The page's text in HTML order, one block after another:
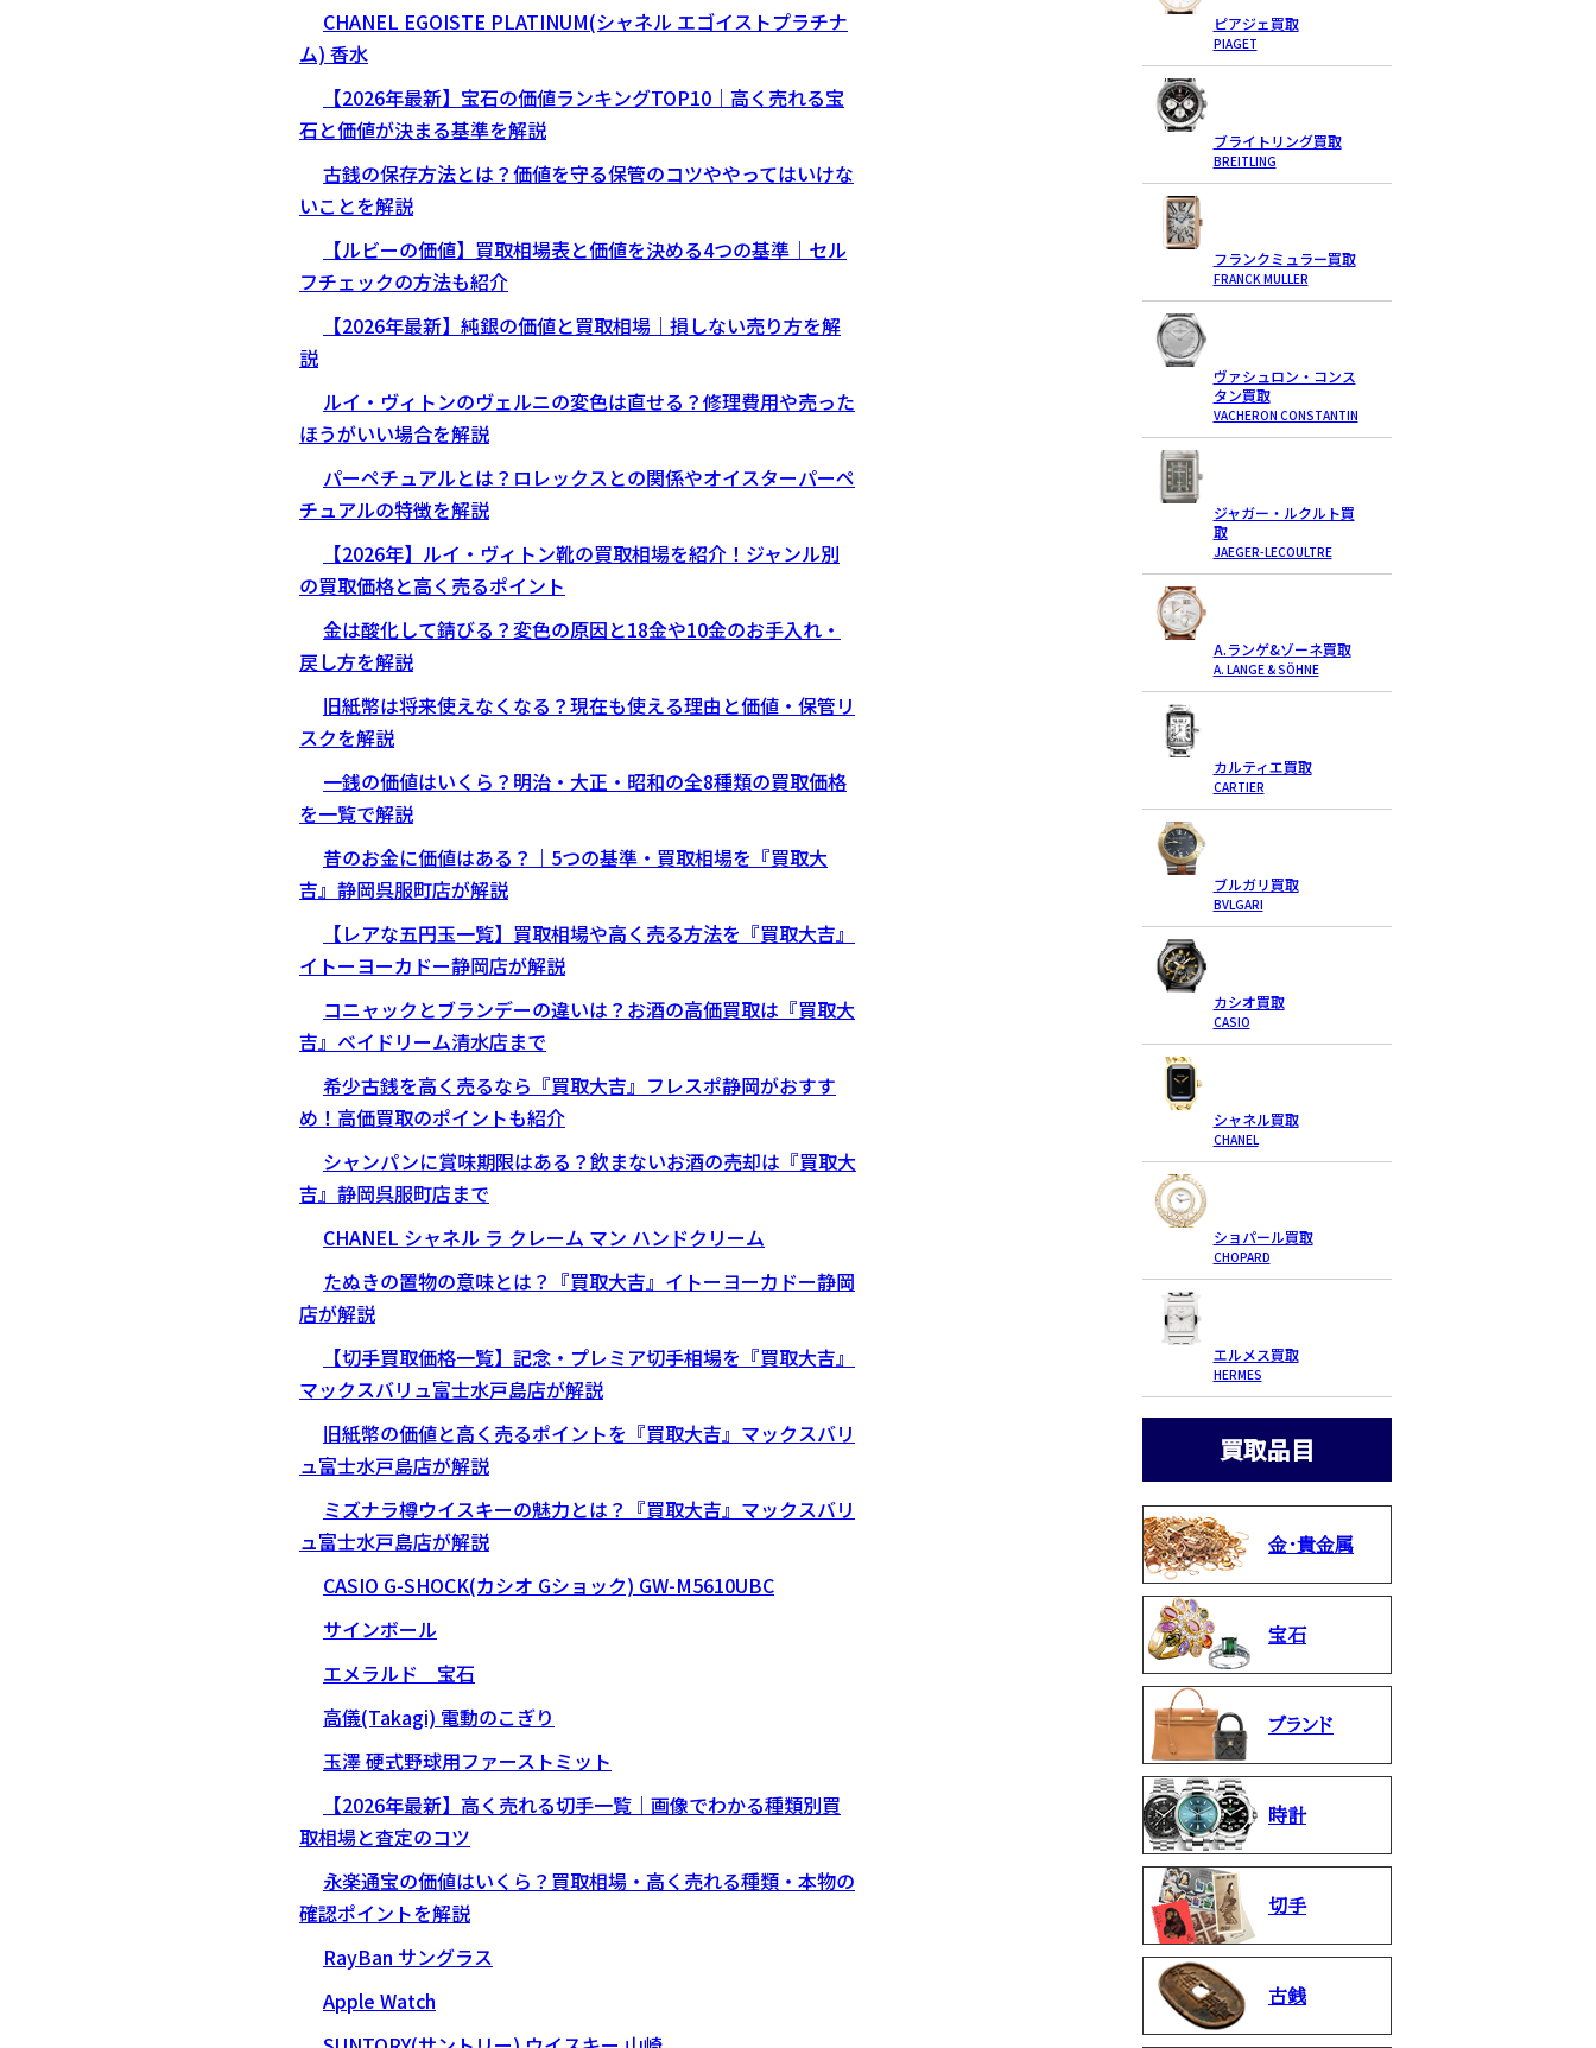
CHANEL EGOISTE PLATINUM(シャネル エゴイストプラチナ
ム) 香水
【2026年最新】宝石の価値ランキングTOP10｜高く売れる宝
石と価値が決まる基準を解説
古銭の保存方法とは？価値を守る保管のコツややってはいけな
いことを解説
【ルビーの価値】買取相場表と価値を決める4つの基準｜セル
フチェックの方法も紹介
【2026年最新】純銀の価値と買取相場｜損しない売り方を解
説
ルイ・ヴィトンのヴェルニの変色は直せる？修理費用や売った
ほうがいい場合を解説
パーペチュアルとは？ロレックスとの関係やオイスターパーペ
チュアルの特徴を解説
【2026年】ルイ・ヴィトン靴の買取相場を紹介！ジャンル別
の買取価格と高く売るポイント
金は酸化して錆びる？変色の原因と18金や10金のお手入れ・
戻し方を解説
旧紙幣は将来使えなくなる？現在も使える理由と価値・保管リ
スクを解説
一銭の価値はいくら？明治・大正・昭和の全8種類の買取価格
を一覧で解説
昔のお金に価値はある？｜5つの基準・買取相場を『買取大
吉』静岡呉服町店が解説
【レアな五円玉一覧】買取相場や高く売る方法を『買取大吉』
イトーヨーカドー静岡店が解説
コニャックとブランデーの違いは？お酒の高価買取は『買取大
吉』ベイドリーム清水店まで
希少古銭を高く売るなら『買取大吉』フレスポ静岡がおすす
め！高価買取のポイントも紹介
シャンパンに賞味期限はある？飲まないお酒の売却は『買取大
吉』静岡呉服町店まで
CHANEL シャネル ラ クレーム マン ハンドクリーム
たぬきの置物の意味とは？『買取大吉』イトーヨーカドー静岡
店が解説
【切手買取価格一覧】記念・プレミア切手相場を『買取大吉』
マックスバリュ富士水戸島店が解説
旧紙幣の価値と高く売るポイントを『買取大吉』マックスバリ
ュ富士水戸島店が解説
ミズナラ樽ウイスキーの魅力とは？『買取大吉』マックスバリ
ュ富士水戸島店が解説
CASIO G-SHOCK(カシオ Gショック) GW-M5610UBC
サインボール
エメラルド 宝石
高儀(Takagi) 電動のこぎり
玉澤 硬式野球用ファーストミット
【2026年最新】高く売れる切手一覧｜画像でわかる種類別買
取相場と査定のコツ
永楽通宝の価値はいくら？買取相場・高く売れる種類・本物の
確認ポイントを解説
RayBan サングラス
Apple Watch
ピアジェ買取
PIAGET
ブライトリング買取
BREITLING
フランクミュラー買取
FRANCK MULLER
ヴァシュロン・コンス
タン買取
VACHERON CONSTANTIN
ジャガー・ルクルト買
取
JAEGER-LECOULTRE
A.ランゲ&ゾーネ買取
A. LANGE & SÖHNE
カルティエ買取
CARTIER
ブルガリ買取
BVLGARI
カシオ買取
CASIO
シャネル買取
CHANEL
ショパール買取
CHOPARD
エルメス買取
HERMES
買取品目
金・貴金属
宝石
ブランド
時計
切手
古銭